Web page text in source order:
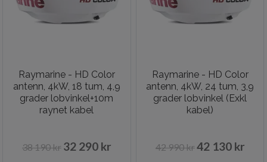
Raymarine - HD Color
antenn, 4kW, 18 tum, 4,9
grader lobvinkel+10m
raynet kabel
38 190 kr 32 290 kr
Raymarine - HD Color
antenn, 4kW, 24 tum, 3,9
grader lobvinkel (Exkl
kabel)
42 990 kr42 130 kr